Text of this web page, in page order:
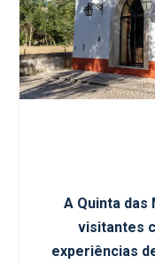
A Quinta das
visitantes
experiências